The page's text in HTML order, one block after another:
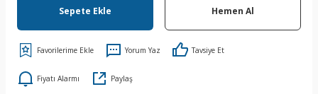
Sepete Ekle Hemen Al
Yorum Yaz Tavsiye Et
Fiyatı Alarmı Paylaş